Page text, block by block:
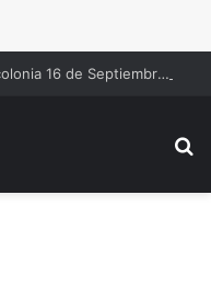
Intensa balacera reportan en la colonia 16 de Septiembre de Ciudad Juárez